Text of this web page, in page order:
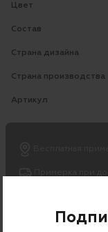
Цвет
Состав
Страна дизайна
Страна производства
Артикул